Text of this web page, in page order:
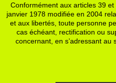
Conformément aux articles 39
janvier 1978 modifiée en 2004
et aux libertés, toute personne
cas échéant, rectification ou
concernant, en s’adressant au